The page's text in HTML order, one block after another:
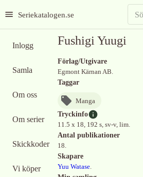
Seriekatalogen.se
Inlogg
Samla
Om oss
Om serier
Skickkoder
Vi köper
Fushigi Yuugi
Förlag/Utgivare
Egmont Kärnan AB.
Taggar
Manga
Tryckinfo
11.5 x 18, 192 s, sv-v, lim.
Antal publikationer
18.
Skapare
Yuu Watase.